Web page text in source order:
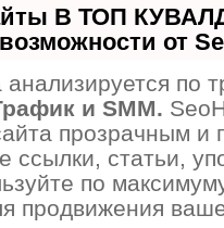
В ТОП
от
по
и SMM.
прозрачным и
ссылки, статьи,
по
продвижения